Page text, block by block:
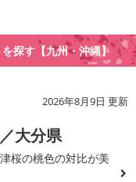
探す【九州・沖縄】
2026年8月9日 更新
大分県
桜の桃色の対比が美